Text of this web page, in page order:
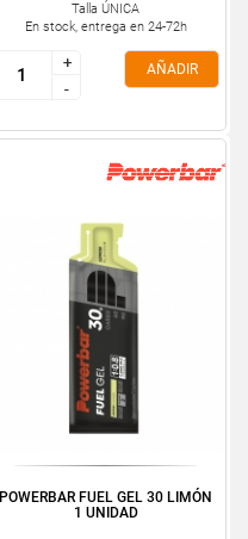
Talla ÚNICA
En stock, entrega en 24-72h
+
-
+
-
AÑADIR
POWERBAR FUEL GEL 30 LIMÓN
1 UNIDAD